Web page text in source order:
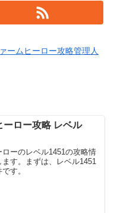
ームヒーロー攻略管理人
ーロー攻略 レベル
ローのレベル1451の攻略情
す。まずは、レベル1451
す。